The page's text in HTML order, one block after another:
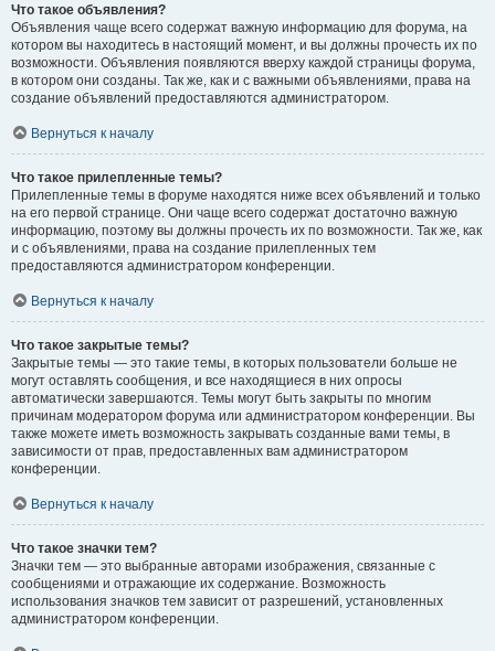
Что такое объявления?
Объявления чаще всего содержат важную информацию для форума, на
котором вы находитесь в настоящий момент, и вы должны прочесть их по
возможности. Объявления появляются вверху каждой страницы форума,
в котором они созданы. Так же, как и с важными объявлениями, права на
создание объявлений предоставляются администратором.
Вернуться к началу
Что такое прилепленные темы?
Прилепленные темы в форуме находятся ниже всех объявлений и только
на его первой странице. Они чаще всего содержат достаточно важную
информацию, поэтому вы должны прочесть их по возможности. Так же, как
и с объявлениями, права на создание прилепленных тем
предоставляются администратором конференции.
Вернуться к началу
Что такое закрытые темы?
Закрытые темы — это такие темы, в которых пользователи больше не
могут оставлять сообщения, и все находящиеся в них опросы
автоматически завершаются. Темы могут быть закрыты по многим
причинам модератором форума или администратором конференции. Вы
также можете иметь возможность закрывать созданные вами темы, в
зависимости от прав, предоставленных вам администратором
конференции.
Вернуться к началу
Что такое значки тем?
Значки тем — это выбранные авторами изображения, связанные с
сообщениями и отражающие их содержание. Возможность
использования значков тем зависит от разрешений, установленных
администратором конференции.